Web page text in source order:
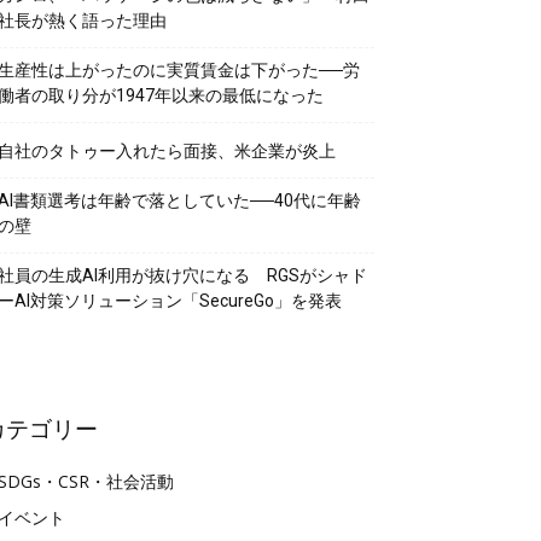
長が熱く語った理由
産性は上がったのに実質賃金は下がった──労
者の取り分が1947年以来の最低になった
社のタトゥー入れたら面接、米企業が炎上
書類選考は年齢で落としていた──40代に年齢
壁
員の生成AI利用が抜け穴になる RGSがシャド
AI対策ソリューション「SecureGo」を発表
テゴリー
・CSR・社会活動
ベント